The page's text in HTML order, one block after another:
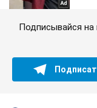
Подписывайся на